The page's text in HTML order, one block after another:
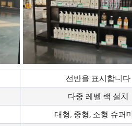
선반을 표시합니다
다중 레벨 랙 설치
대형, 중형, 소형 슈퍼